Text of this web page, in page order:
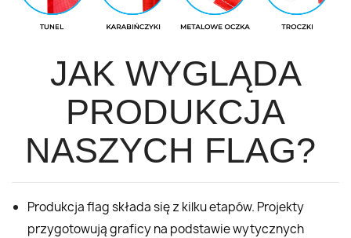
JAK WYGLĄDA
PRODUKCJA
NASZYCH FLAG?
Produkcja flag składa się z kilku etapów. Projekty
przygotowują graficy na podstawie wytycznych